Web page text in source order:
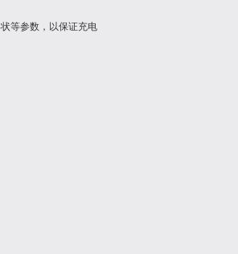
等参数，以保证充电